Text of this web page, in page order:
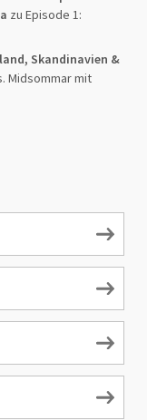
zu Episode 1:
Skandinavien &
Midsommar mit